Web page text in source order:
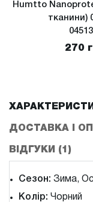
Humtto
тканини)
270
ДОСТАВКА І
ВІДГУКИ (1)
Сезон: Зима,
Колір: Чорний